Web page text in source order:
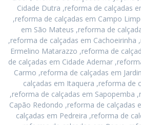
Cidade Dutra ,reforma de calçadas
,reforma de calçadas em Campo
em São Mateus ,reforma de
,reforma de calçadas em Cachoeirinha
Ermelino Matarazzo ,reforma de
de calçadas em Cidade Ademar
Carmo ,reforma de calçadas em
calçadas em Itaquera ,reforma de
,reforma de calçadas em Sapopemba
Capão Redondo ,reforma de calçadas
calçadas em Pedreira ,reforma de